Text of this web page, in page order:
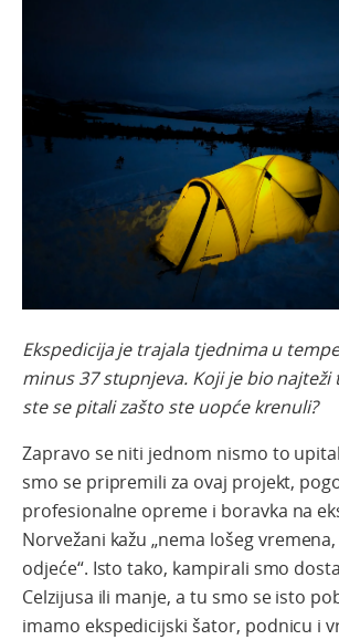
Ekspedicija je trajala tjednima u
minus 37 stupnjeva. Koji je bio
ste se pitali zašto ste uopće krenuli?
Zapravo se niti jednom nismo to
smo se pripremili za ovaj projekt,
profesionalne opreme i boravka na
Norvežani kažu „nema lošeg
odjeće“. Isto tako, kampirali smo
Celzijusa ili manje, a tu smo se isto
imamo ekspedicijski šator, podnicu i